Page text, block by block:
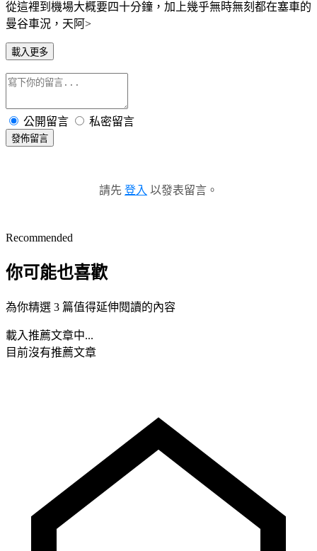
從這裡到機場大概要四十分鐘，加上幾乎無時無刻都在塞車的
曼谷車況，天阿>
載入更多
公開留言 私密留言
發佈留言
請先 登入 以發表留言。
Recommended
你可能也喜歡
為你精選 3 篇值得延伸閱讀的內容
載入推薦文章中...
目前沒有推薦文章